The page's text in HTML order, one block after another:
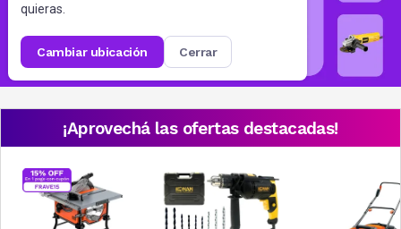
quieras.
cambiar ubicación cerrar
¡Aprovechá las ofertas destacadas!